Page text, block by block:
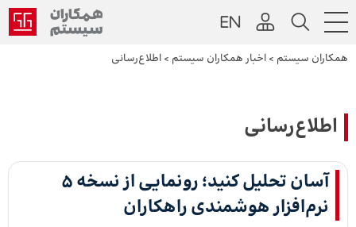
همکاران سیستم > اخبار همکاران سیستم > اطلاع‌رسانی
اطلاع‌رسانی
آسان تحلیل کنید؛ رونمایی از نسخه ۵
نرم‌افزار هوشمندی راهکاران